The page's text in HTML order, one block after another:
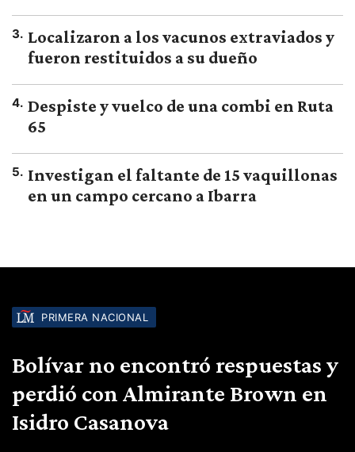
3. Localizaron a los vacunos extraviados y
fueron restituidos a su dueño
4. Despiste y vuelco de una combi en Ruta
65
5. Investigan el faltante de 15 vaquillonas
en un campo cercano a Ibarra
PRIMERA NACIONAL
Bolívar no encontró respuestas y
perdió con Almirante Brown en
Isidro Casanova